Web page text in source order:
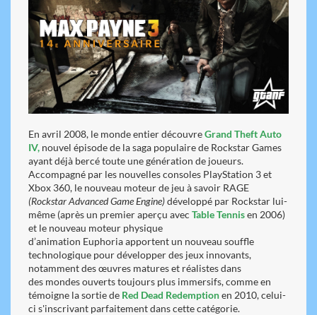
En avril 2008, le monde entier découvreGrand Theft Auto
IV, nouvel épisode de la saga populaire de Rockstar Games
ayant déjà bercé toute une génération de joueurs.
Accompagné par les nouvelles consoles PlayStation 3 et
Xbox 360, le nouveau moteur de jeu à savoir RAGE
(Rockstar Advanced Game Engine)développé par Rockstar lui-
même (après un premier aperçu avec Table Tennisen 2006)
et le nouveau moteur physique
d’animation Euphoria apportent un nouveau souffle
technologique pour développer des jeux innovants,
notamment des œuvres matures et réalistes dans
des mondes ouverts toujours plus immersifs, comme en
témoigne la sortie de Red Dead Redemptionen 2010, celui-
ci s'inscrivant parfaitement dans cette catégorie.